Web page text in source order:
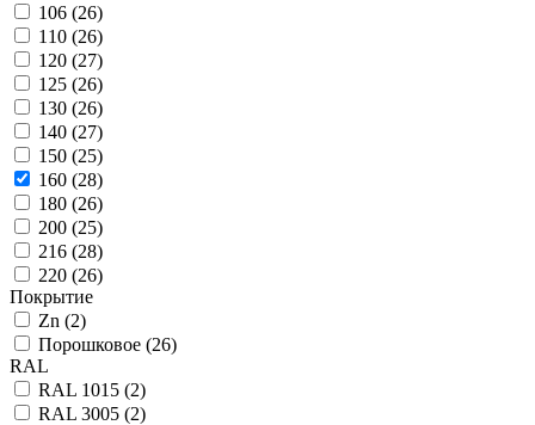
106 (26)
110 (26)
120 (27)
125 (26)
130 (26)
140 (27)
150 (25)
160 (28)
180 (26)
200 (25)
216 (28)
220 (26)
Покрытие
Zn (2)
Порошковое (26)
RAL
RAL 1015 (2)
RAL 3005 (2)